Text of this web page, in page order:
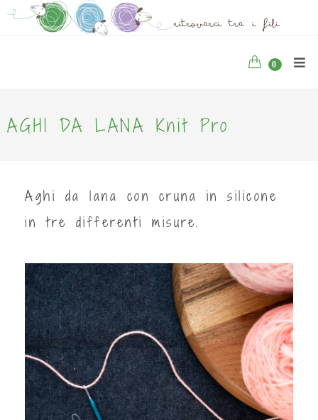
0
AGHI DA LANA Knit Pro
Aghi da lana con cruna in silicone
in tre differenti misure.